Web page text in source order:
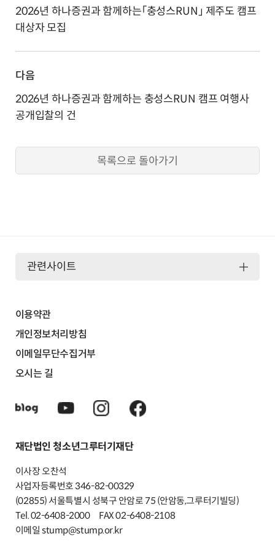
2026년 하나증권과 함께하는「충성스RUN」 제주도 캠프
대상자 모집
다음
2026년 하나증권과 함께하는 충성스RUN 캠프 여행사
공개입찰의 건
목록으로 돌아가기
이용약관
개인정보처리방침
이메일무단수집거부
오시는 길
재단법인 청소년그루터기재단
이사장 오찬석
사업자등록번호 346-82-00329
(02855) 서울특별시 성북구 안암로 75 (안암동,그루터기빌딩)
Tel. 02-6408-2000
FAX 02-6408-2108
이메일 stump@stump.or.kr
관련사이트